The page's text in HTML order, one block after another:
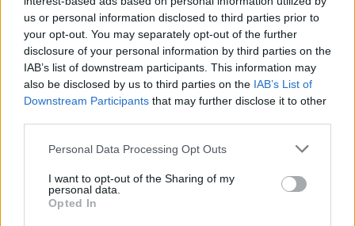
us or personal information disclosed to third parties prior to
your opt-out. You may separately opt-out of the further
disclosure of your personal information by third parties on the
IAB’s list of downstream participants. This information may
also be disclosed by us to third parties on the IAB’s List of
Downstream Participants that may further disclose it to other
Personal Data Processing Opt Outs
I want to opt-out of the Sharing of my
personal data.
Opted In
mantenuto acceso l'entusiasmo del proprio territorio con tanti
sacrifici…
Cosa aspetti! Hai già scaricato la web app di
Diariosportivo.it? Ecco il semplice tutorial,
mettila in home page sul cellulare
Giudice Sportivo: tutti gli squalificati che
6 Mar 2020